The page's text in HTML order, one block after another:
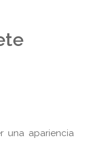
una apariencia